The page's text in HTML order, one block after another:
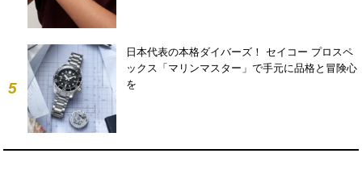
5
日本代表の本格ダイバーズ！ セイコー プロスペ
ックス「マリンマスター」で手元に品格と冒険心
を